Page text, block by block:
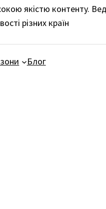
якістю контенту.
різних країн
Блог